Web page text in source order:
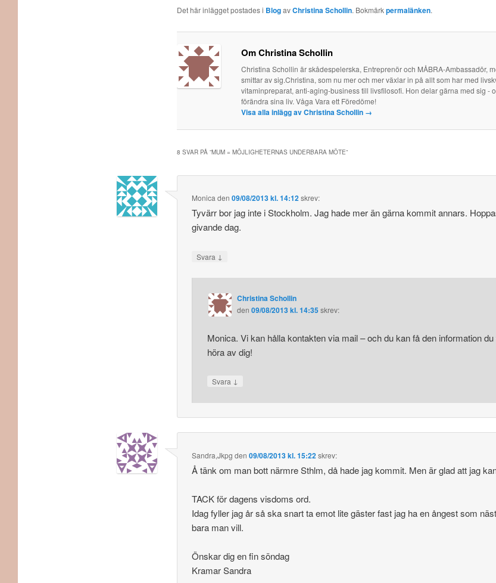
Det här inlägget postades i BlogavChristina Schollin. Bokmärkpermalänken.
Om Christina Schollin
Christina Schollin är skådespelerska, Entreprenör och MÅBRA-Ambassadör,
smittar av sig.Christina, som nu mer och mer växlar in på allt som har med
vitaminpreparat, anti-aging-business till livsfilosofi. Hon delar gärna med sig -
förändra sina liv. Våga Vara ett Föredöme!
Visa alla inlägg av Christina Schollin →
8 SVAR PÅ ”MUM = MÖJLIGHETERNAS UNDERBARA MÖTE”
Monica den09/08/2013 kl. 14:12skrev:
Tyvärr bor jag inte i Stockholm. Jag hade mer än gärna kommit annars.
givande dag.
Svara ↓
Christina Schollin
den 09/08/2013 kl. 14:35skrev:
Monica. Vi kan hålla kontakten via mail – och du kan få den information
höra av dig!
Svara ↓
Sandra,Jkpg den09/08/2013 kl. 15:22skrev:
Å tänk om man bott närmre Sthlm, då hade jag kommit. Men är glad att jag
TACK för dagens visdoms ord.
Idag fyller jag år så ska snart ta emot lite gäster fast jag ha en ångest som
bara man vill.
Önskar dig en fin söndag
Kramar Sandra